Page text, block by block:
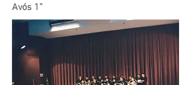
Avós 1”